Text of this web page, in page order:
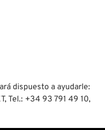
dispuesto a ayudarle:
Tel.: +34 93 791 49 10,